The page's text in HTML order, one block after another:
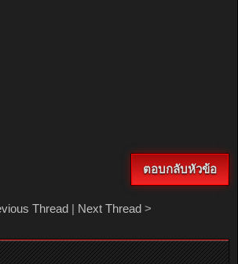
ตอบกลับหัวข้อ
Thread| Next Thread>